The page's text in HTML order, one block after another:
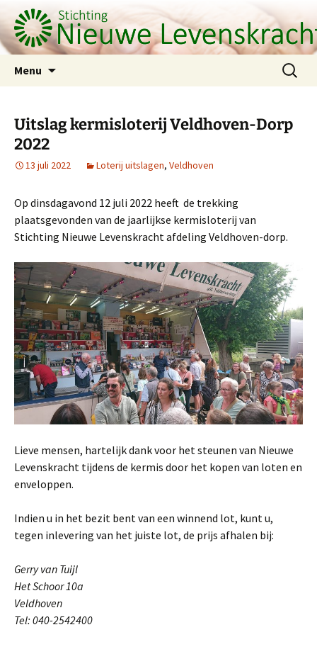
Menu
Zoeken
naar:
Uitslag kermisloterij Veldhoven-Dorp
2022
13 juli 2022 Loterij uitslagen, Veldhoven
Op dinsdagavond 12 juli 2022 heeft de trekking
plaatsgevonden van de jaarlijkse kermisloterij van
Stichting Nieuwe Levenskracht afdeling Veldhoven-dorp.
Lieve mensen, hartelijk dank voor het steunen van Nieuwe
Levenskracht tijdens de kermis door het kopen van loten en
enveloppen.
Indien u in het bezit bent van een winnend lot, kunt u,
tegen inlevering van het juiste lot, de prijs afhalen bij:
Gerry van Tuijl
Het Schoor 10a
Veldhoven
Tel: 040-2542400